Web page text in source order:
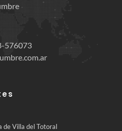
576073
de Villa del Totoral